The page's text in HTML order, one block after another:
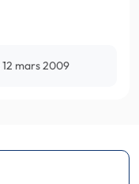
12 mars 2009